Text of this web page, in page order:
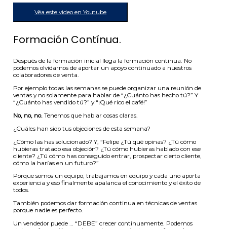
Véa este video en Youtube
Formación Contínua.
Después de la formación inicial llega la formación continua. No
podemos olvidarnos de aportar un apoyo continuado a nuestros
colaboradores de venta.
Por ejemplo todas las semanas se puede organizar una reunión de
ventas y no solamente para hablar de “¿Cuánto has hecho tú?” Y
“¿Cuánto has vendido tú?” y “¡Qué rico el café!”
No, no, no. Tenemos que hablar cosas claras.
¿Cuáles han sido tus objeciones de esta semana?
¿Cómo las has solucionado? Y, “Felipe ¿Tú qué opinas? ¿Tú cómo
hubieras tratado esa objeción? ¿Tú cómo hubieras hablado con ese
cliente? ¿Tú cómo has conseguido entrar, prospectar cierto cliente,
cómo la harías en un futuro?”
Porque somos un equipo, trabajamos en equipo y cada uno aporta
experiencia y eso finalmente apalanca el conocimiento y el éxito de
todos.
También podemos dar formación continua en técnicas de ventas
porque nadie es perfecto.
Un vendedor puede … “DEBE” crecer continuamente. Podemos